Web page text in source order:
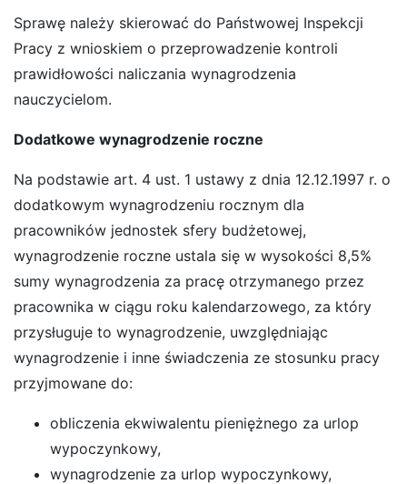
Sprawę należy skierować do Państwowej Inspekcji
Pracy z wnioskiem o przeprowadzenie kontroli
prawidłowości naliczania wynagrodzenia
nauczycielom.
Dodatkowe wynagrodzenie roczne
Na podstawie art. 4 ust. 1 ustawy z dnia 12.12.1997 r. o
dodatkowym wynagrodzeniu rocznym dla
pracowników jednostek sfery budżetowej,
wynagrodzenie roczne ustala się w wysokości 8,5%
sumy wynagrodzenia za pracę otrzymanego przez
pracownika w ciągu roku kalendarzowego, za który
przysługuje to wynagrodzenie, uwzględniając
wynagrodzenie i inne świadczenia ze stosunku pracy
przyjmowane do:
obliczenia ekwiwalentu pieniężnego za urlop
wypoczynkowy,
wynagrodzenie za urlop wypoczynkowy,